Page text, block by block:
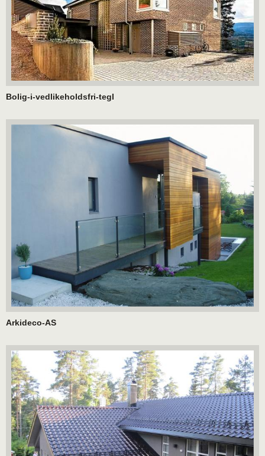
Bolig-i-vedlikeholdsfri-tegl
Arkideco-AS